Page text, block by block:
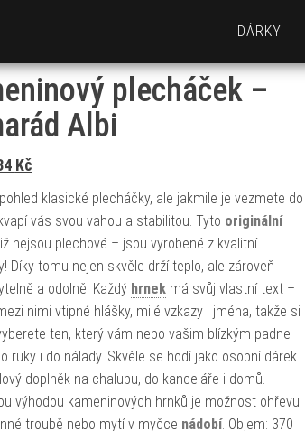
DÁRKY
plecháček –
Albi
cena byla: 149 Kč.
KčAktuální cena je: 134 Kč.
klasické plecháčky, ale jakmile je vezmete do
vás svou vahou a stabilitou. Tyto originální
nejsou plechové – jsou vyrobené z kvalitní
Díky tomu nejen skvěle drží teplo, ale zároveň
a odolně. Každý hrnekmá svůj vlastní text –
nimi vtipné hlášky, milé vzkazy i jména, takže si
ten, který vám nebo vašim blízkým padne
ruky i do nálady. Skvěle se hodí jako osobní dárek
doplněk na chalupu, do kanceláře i domů.
výhodou kameninových hrnků je možnost ohřevu
troubě nebo mytí v myčce nádobí. Objem: 370